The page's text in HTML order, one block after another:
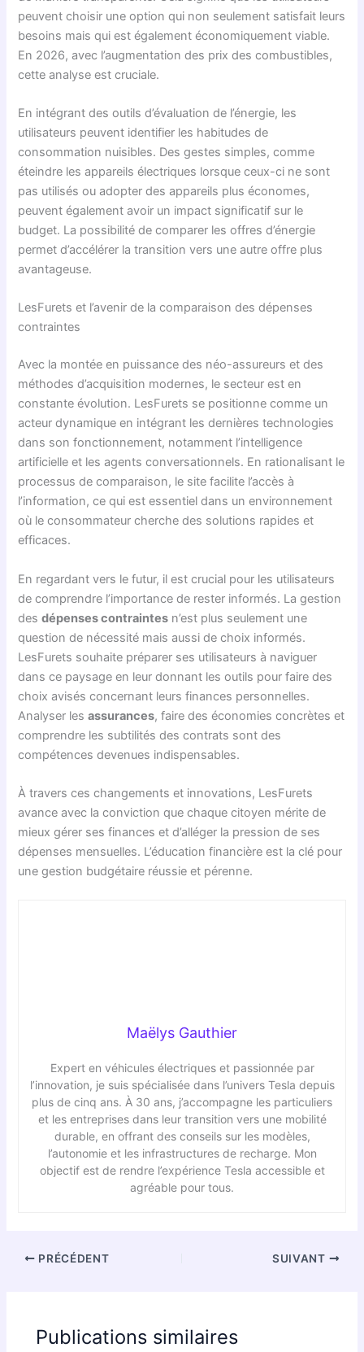
peuvent choisir une option qui non seulement satisfait leurs
besoins mais qui est également économiquement viable.
En 2026, avec l’augmentation des prix des combustibles,
cette analyse est cruciale.
En intégrant des outils d’évaluation de l’énergie, les
utilisateurs peuvent identifier les habitudes de
consommation nuisibles. Des gestes simples, comme
éteindre les appareils électriques lorsque ceux-ci ne sont
pas utilisés ou adopter des appareils plus économes,
peuvent également avoir un impact significatif sur le
budget. La possibilité de comparer les offres d’énergie
permet d’accélérer la transition vers une autre offre plus
avantageuse.
LesFurets et l’avenir de la comparaison des dépenses
contraintes
Avec la montée en puissance des néo-assureurs et des
méthodes d’acquisition modernes, le secteur est en
constante évolution. LesFurets se positionne comme un
acteur dynamique en intégrant les dernières technologies
dans son fonctionnement, notamment l’intelligence
artificielle et les agents conversationnels. En rationalisant le
processus de comparaison, le site facilite l’accès à
l’information, ce qui est essentiel dans un environnement
où le consommateur cherche des solutions rapides et
efficaces.
En regardant vers le futur, il est crucial pour les utilisateurs
de comprendre l’importance de rester informés. La gestion
desdépenses contraintes n’est plus seulement une
question de nécessité mais aussi de choix informés.
LesFurets souhaite préparer ses utilisateurs à naviguer
dans ce paysage en leur donnant les outils pour faire des
choix avisés concernant leurs finances personnelles.
Analyser lesassurances, faire des économies concrètes et
comprendre les subtilités des contrats sont des
compétences devenues indispensables.
À travers ces changements et innovations, LesFurets
avance avec la conviction que chaque citoyen mérite de
mieux gérer ses finances et d’alléger la pression de ses
dépenses mensuelles. L’éducation financière est la clé pour
une gestion budgétaire réussie et pérenne.
Maëlys Gauthier
Expert en véhicules électriques et passionnée par
l’innovation, je suis spécialisée dans l’univers Tesla depuis
plus de cinq ans. À 30 ans, j’accompagne les particuliers
et les entreprises dans leur transition vers une mobilité
durable, en offrant des conseils sur les modèles,
l’autonomie et les infrastructures de recharge. Mon
objectif est de rendre l’expérience Tesla accessible et
agréable pour tous.
PRÉCÉDENT SUIVANT
Publications similaires